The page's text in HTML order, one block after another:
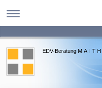
EDV-Beratung M A I T H